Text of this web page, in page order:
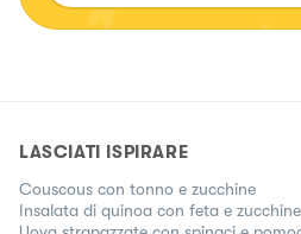
LASCIATI ISPIRARE
Couscous con tonno e zucchine
Insalata di quinoa con feta e zucchine